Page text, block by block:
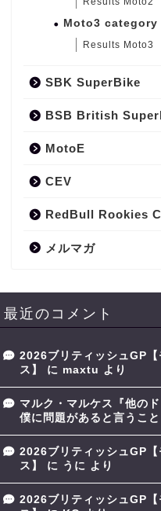
Moto3 category
Results Moto3
SBK SuperBike
BSB British
MotoE
CEV
RedBull Rookies
メルマガ
最近のコメント
2026ブリティッシュGP
ス】
に maxtu より
マルク・マルケス『他の
僕に問題があると言うこと
2026ブリティッシュGP
ス】
に うに より
2026ブリティッシュGP